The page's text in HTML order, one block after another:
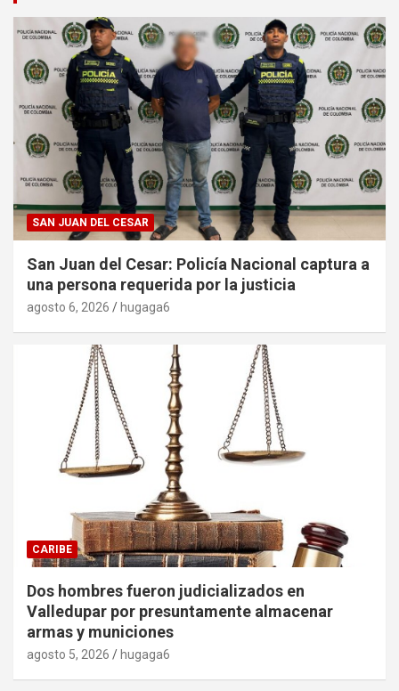
SAN JUAN DEL CESAR
San Juan del Cesar: Policía Nacional captura a
una persona requerida por la justicia
agosto 6, 2026 hugaga6
CARIBE
Dos hombres fueron judicializados en
Valledupar por presuntamente almacenar
armas y municiones
agosto 5, 2026 hugaga6